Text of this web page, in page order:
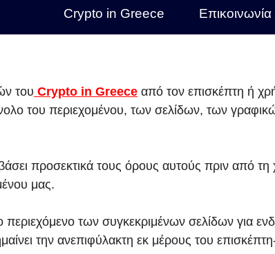
Crypto in Greece Επικοινωνία
του Crypto in Greece από τον επισκέπτη ή
του περιεχομένου, των σελίδων, των
προσεκτικά τους όρους αυτούς πριν από
μας.
περιεχόμενο των συγκεκριμένων σελίδων για
την ανεπιφύλακτη εκ μέρους του